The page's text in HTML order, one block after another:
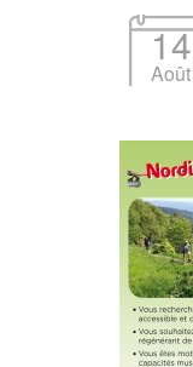
14
Août